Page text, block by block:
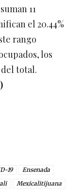
11
el 20.44%
rango
los
del total.
19
Ensenada
Mexicalitijuana